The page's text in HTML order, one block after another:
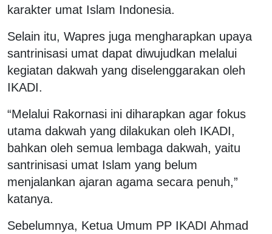
karakter umat Islam Indonesia.
Selain itu, Wapres juga mengharapkan upaya
santrinisasi umat dapat diwujudkan melalui
kegiatan dakwah yang diselenggarakan oleh
IKADI.
“Melalui Rakornasi ini diharapkan agar fokus
utama dakwah yang dilakukan oleh IKADI,
bahkan oleh semua lembaga dakwah, yaitu
santrinisasi umat Islam yang belum
menjalankan ajaran agama secara penuh,”
katanya.
Sebelumnya, Ketua Umum PP IKADI Ahmad